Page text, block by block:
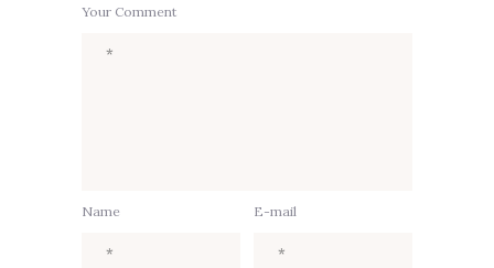
Your Comment
Name E-mail